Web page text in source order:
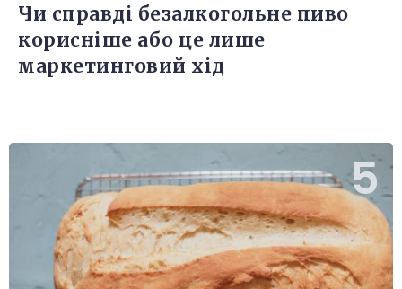
Чи справді безалкогольне пиво
корисніше або це лише
маркетинговий хід